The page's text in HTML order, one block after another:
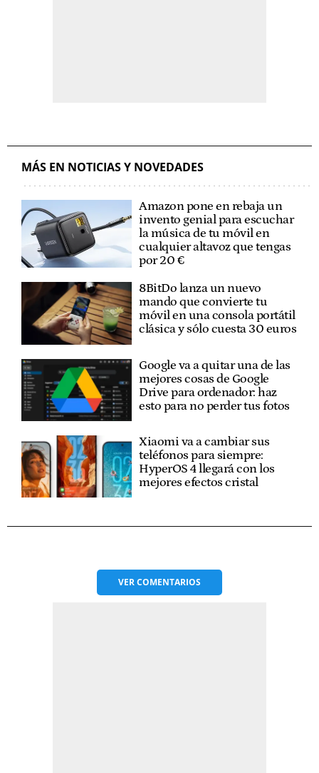
MÁS EN NOTICIAS Y NOVEDADES
Amazon pone en rebaja un
invento genial para escuchar
la música de tu móvil en
cualquier altavoz que tengas
por 20 €
8BitDo lanza un nuevo
mando que convierte tu
móvil en una consola portátil
clásica y sólo cuesta 30 euros
Google va a quitar una de las
mejores cosas de Google
Drive para ordenador: haz
esto para no perder tus fotos
Xiaomi va a cambiar sus
teléfonos para siempre:
HyperOS 4 llegará con los
mejores efectos cristal
VERCOMENTARIOS